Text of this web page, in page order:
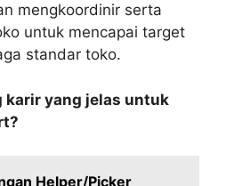
mengkoordinir serta
untuk mencapai target
standar toko.
karir yang jelas untuk
Helper/Picker